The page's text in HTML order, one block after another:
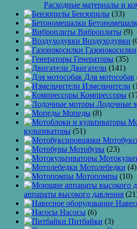
Расходные материалы и
Бензопилы (33)
Виброплиты (9)
Воздуходувки
Газонокосилки
Генераторы (35)
Двигатели (141)
Для мотособак
Измельчители
Компрессоры
Лодочные
Мопеды (8)
культиваторы (51)
Мотобуры (23)
Мотолебедки (4)
Мотопомпы (10)
аппараты высокого давления
Насосы (6)
Питбайки (3)